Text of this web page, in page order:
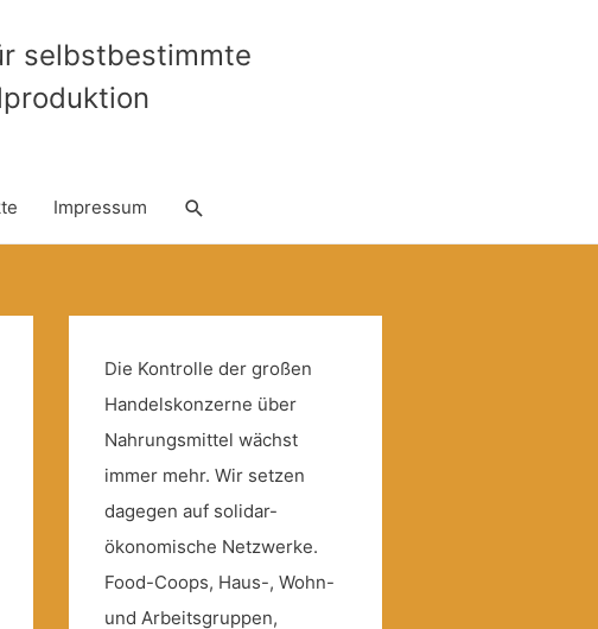
selbstbestimmte
Impressum Suche
Die Kontrolle der großen
Handelskonzerne über
Nahrungsmittel wächst
immer mehr. Wir setzen
dagegen auf solidar-
ökonomische Netzwerke.
Food-Coops, Haus-, Wohn-
und Arbeitsgruppen,